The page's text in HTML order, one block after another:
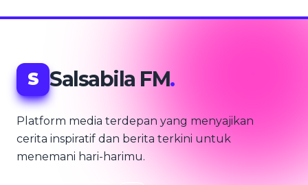
S Salsabila FM.
Platform media terdepan yang menyajikan
cerita inspiratif dan berita terkini untuk
menemani hari-harimu.